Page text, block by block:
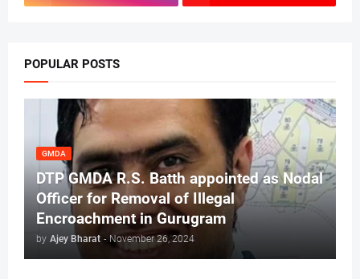
POPULAR POSTS
GMDA
DTP GMDA R.S. Batth appointed as Nodal
Officer for Removal of Illegal
Encroachment in Gurugram
by Ajey Bharat - November 26, 2024